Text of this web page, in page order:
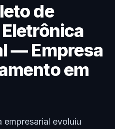
de
— Empresa
em
empresarial evoluiu